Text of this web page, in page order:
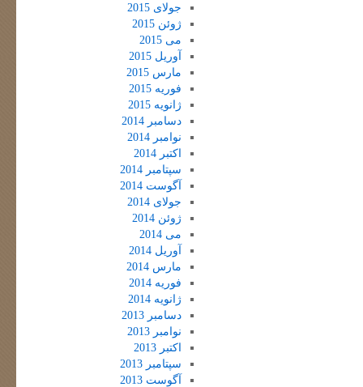
جولای 2015
ژوئن 2015
می 2015
آوریل 2015
مارس 2015
فوریه 2015
ژانویه 2015
دسامبر 2014
نوامبر 2014
اکتبر 2014
سپتامبر 2014
آگوست 2014
جولای 2014
ژوئن 2014
می 2014
آوریل 2014
مارس 2014
فوریه 2014
ژانویه 2014
دسامبر 2013
نوامبر 2013
اکتبر 2013
سپتامبر 2013
آگوست 2013